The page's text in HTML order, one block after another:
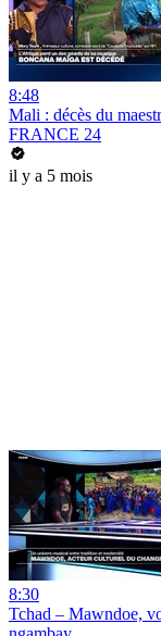
8:48
Mali : décès du
FRANCE 24
il y a 5 mois
8:30
Tchad – Mawndoe,